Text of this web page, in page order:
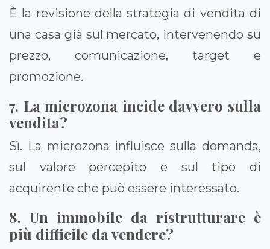
È la revisione della strategia di vendita di
una casa già sul mercato, intervenendo su
prezzo, comunicazione, target e
promozione.
7. La microzona incide davvero sulla
vendita?
Sì. La microzona influisce sulla domanda,
sul valore percepito e sul tipo di
acquirente che può essere interessato.
8. Un immobile da ristrutturare è
più difficile da vendere?